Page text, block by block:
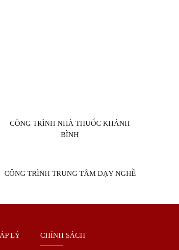
CÔNG TRÌNH NHÀ THUỐC KHÁNH
BÌNH
CÔNG TRÌNH TRUNG TÂM DẠY NGHỀ
LÝ CHÍNH SÁCH